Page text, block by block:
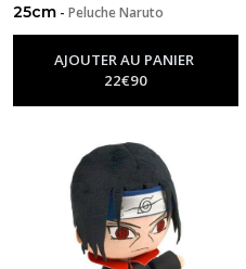
25cm - Peluche Naruto
AJOUTER AU PANIER
22€90